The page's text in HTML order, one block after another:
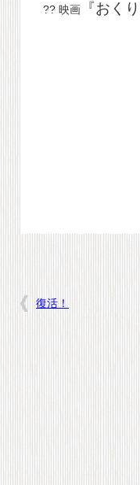
?? 映画 『おく
復活！